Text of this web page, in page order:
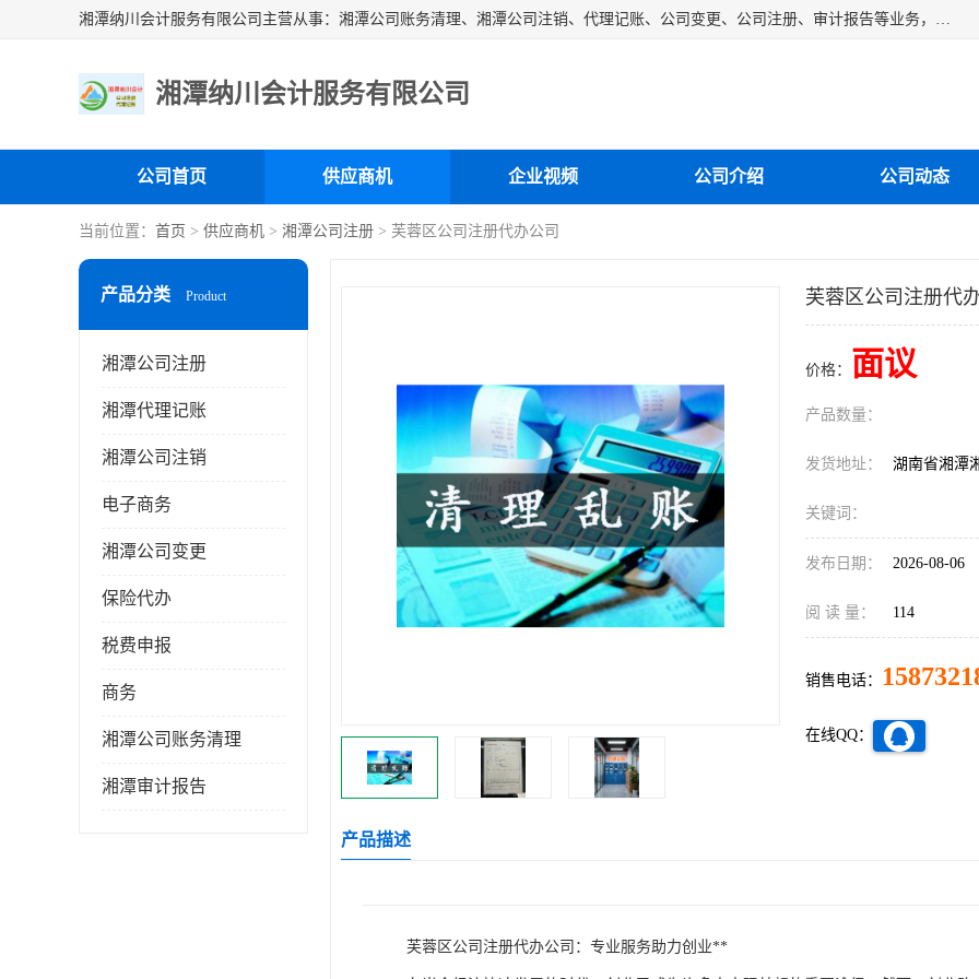
湘潭纳川会计服务有限公司主营从事：湘潭公司账务清理、湘潭公司注销、代理记账、公司变更、公司注册、审计报告等业务，公司设立有专门的代理注册部门，现有工商代办专员，部门经理从事工商代办多年，对各地区公司注册、公司变更、进出口业务等流程以及各行业公司注册、变更所需注意的细节都非常熟悉。
湘潭纳川会计服务有限公司
公司首页 供应商机 企业视频 公司介绍 公司动态
当前位置： 首页 > 供应商机 > 湘潭公司注册 > 芙蓉区公司注册代办公司
产品分类 Product
湘潭公司注册
湘潭代理记账
湘潭公司注销
电子商务
湘潭公司变更
保险代办
税费申报
商务
湘潭公司账务清理
湘潭审计报告
芙蓉区公司注册代
价格： 面议
产品数量：
发货地址： 湖南省湘潭
关键词：
发布日期： 2026-08-06
阅 读 量： 114
销售电话：
在线QQ：
产品描述
芙蓉区公司注册代办公司：专业服务助力创业**